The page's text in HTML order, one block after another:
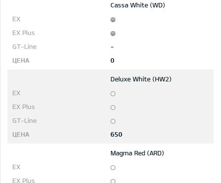
Cassa White (WD)
-
0
Deluxe White (HW2)
650
Magma Red (ARD)